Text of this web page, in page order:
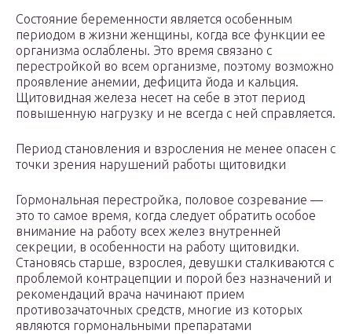
Состояние беременности является особенным
периодом в жизни женщины, когда все функции ее
организма ослаблены. Это время связано с
перестройкой во всем организме, поэтому возможно
проявление анемии, дефицита йода и кальция.
Щитовидная железа несет на себе в этот период
повышенную нагрузку и не всегда с ней справляется.
Период становления и взросления не менее опасен с
точки зрения нарушений работы щитовидки
Гормональная перестройка, половое созревание —
это то самое время, когда следует обратить особое
внимание на работу всех желез внутренней
секреции, в особенности на работу щитовидки.
Становясь старше, взрослея, девушки сталкиваются с
проблемой контрацепции и порой без назначений и
рекомендаций врача начинают прием
противозачаточных средств, многие из которых
являются гормональными препаратами